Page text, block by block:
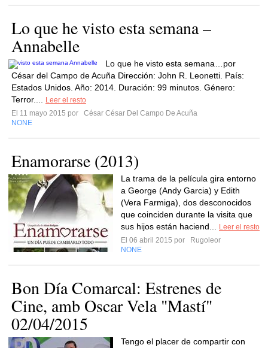
Lo que he visto esta semana –
Annabelle
Lo que he visto esta semana…por
César del Campo de Acuña Dirección: John R. Leonetti. País:
Estados Unidos. Año: 2014. Duración: 99 minutos. Género:
Terror....
Leer el resto
El 11 mayo 2015 por
César César Del Campo De Acuña
NONE
Enamorarse (2013)
La trama de la película gira entorno
a George (Andy Garcia) y Edith
(Vera Farmiga), dos desconocidos
que coinciden durante la visita que
sus hijos están haciend...
Leer el resto
El 06 abril 2015 por
Rugoleor
NONE
Bon Día Comarcal: Estrenes de
Cine, amb Oscar Vela "Mastí"
02/04/2015
Tengo el placer de compartir con